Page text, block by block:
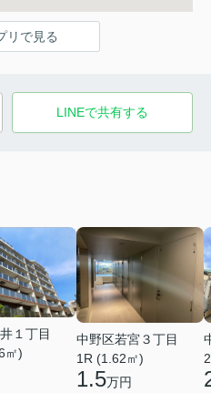
リで見る
LINEで共有する
１丁目
㎡)
中野区若宮３丁目
1R (1.62㎡)
1.5万円